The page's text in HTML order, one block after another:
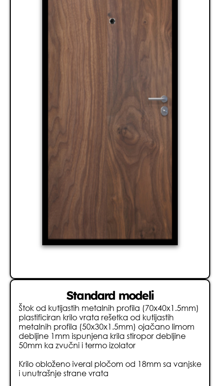
Standard modeli
Štok od kutijastih metalnih profila (70x40x1.5mm)
plastificiran krilo vrata rešetka od kutijastih
metalnih profila (50x30x1.5mm) ojačano limom
debljine 1mm ispunjena krila stiropor debljine
50mm ka zvučni i termo izolator
Krilo obloženo iveral pločom od 18mm sa vanjske
i unutrašnje strane vrata